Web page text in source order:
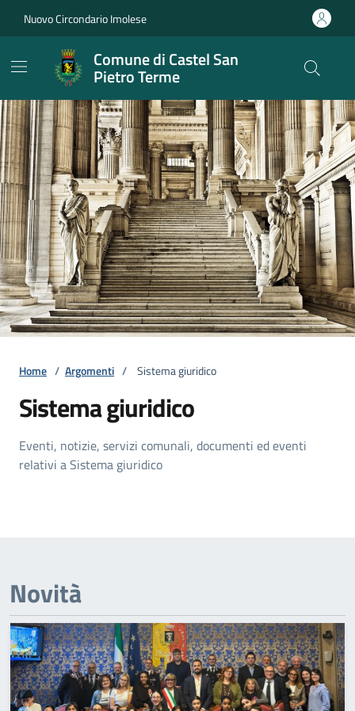
Nuovo Circondario Imolese
Comune di Castel San
Pietro Terme
Home / Argomenti / Sistema giuridico
Sistema giuridico
Eventi, notizie, servizi comunali, documenti ed eventi
relativi a Sistema giuridico
Novità